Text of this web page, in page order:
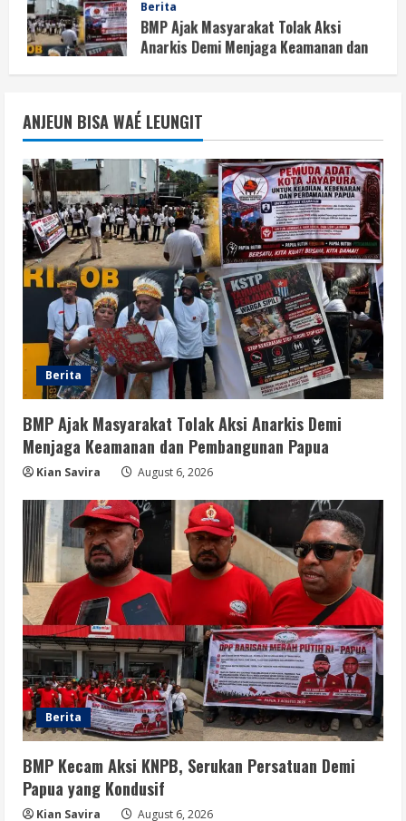
1
Pembangunan Papua
August 6, 2026
2
BMP Kecam Aksi KNPB, Serukan
Persatuan Demi Papua yang Kondusif
3
Berita
Perang Algoritma AI Makin Kompleks,
Publik Diminta Verifikasi Informasi
Digital
August 6, 2026
4
Berita
Pemerintah Perkuat Ekosistem Media
Digital Nasional Hadapi Perang
Algoritma AI
August 6, 2026
5
Opini
Menjawab Perang Algoritma AI dengan
Etika, Verifikasi, dan Media Tepercaya
August 6, 2026
ANJEUN BISA WAÉ LEUNGIT
Berita
BMP Ajak Masyarakat Tolak Aksi Anarkis Demi
Menjaga Keamanan dan Pembangunan Papua
Kian Savira August 6, 2026
Berita
BMP Kecam Aksi KNPB, Serukan Persatuan Demi
Papua yang Kondusif
Kian Savira August 6, 2026